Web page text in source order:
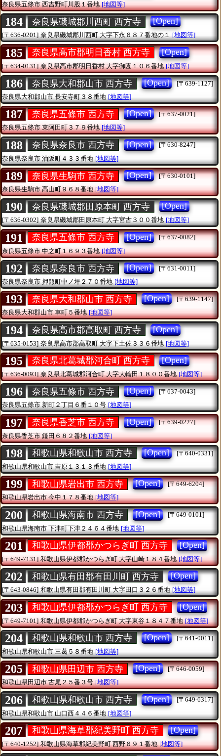
奈良県五條市西吉野町川股１番地 [地図等]
184 奈良県磯城郡川西町 西方寺 [Open]
[〒636-0201] 奈良県磯城郡川西町大字下永６８７番地の１ [地図等]
185 奈良県高市郡明日香村 西方寺 [Open]
[〒634-0131] 奈良県高市郡明日香村大字御園１０６番地 [地図等]
186 奈良県大和郡山市 西方寺 [Open]
[〒639-1127]
奈良県大和郡山市長安寺町３８番地 [地図等]
187 奈良県五條市 西方寺 [Open]
[〒637-0021]
奈良県五條市東阿田町３７９番地 [地図等]
188 奈良県奈良市 西方寺 [Open]
[〒630-8247]
奈良県奈良市 油阪町４３３番地 [地図等]
189 奈良県生駒市 西方寺 [Open]
[〒630-0101]
奈良県生駒市高山町９６８番地 [地図等]
190 奈良県磯城郡田原本町 西方寺 [Open]
[〒636-0302] 奈良県磯城郡田原本町大字宮古３００番地 [地図等]
191 奈良県五條市 西方寺 [Open]
[〒637-0082]
奈良県五條市中之町１６９３番地 [地図等]
192 奈良県奈良市 西方寺 [Open]
[〒631-0011]
奈良県奈良市押熊町中ノ坪２７０番地 [地図等]
193 奈良県大和郡山市 西方寺 [Open]
[〒639-1147]
奈良県大和郡山市車町５番地 [地図等]
194 奈良県高市郡高取町 西方寺 [Open]
[〒635-0153] 奈良県高市郡高取町 大字下土佐３３６番地 [地図等]
195 奈良県北葛城郡河合町 西方寺 [Open]
[〒636-0093] 奈良県北葛城郡河合町大字大輪田１８００番地 [地図等]
196 奈良県五條市 西方寺 [Open]
[〒637-0043]
奈良県五條市新町２丁目６番１０号 [地図等]
197 奈良県香芝市 西方寺 [Open]
[〒639-0227]
奈良県香芝市鎌田６８２番地 [地図等]
198 和歌山県和歌山市 西方寺 [Open]
[〒640-0331]
和歌山県和歌山市 吉原１３１３番地 [地図等]
199 和歌山県岩出市 西方寺 [Open]
[〒649-6204]
和歌山県岩出市今中１７８番地 [地図等]
200 和歌山県海南市 西方寺 [Open]
[〒649-0101]
和歌山県海南市 下津町下津２４６４番地 [地図等]
201 和歌山県伊都郡かつらぎ町 西方寺 [Open]
[〒649-7131] 和歌山県伊都郡かつらぎ町大字山崎１８４番地 [地図等]
202 和歌山県有田郡有田川町 西方寺 [Open]
[〒643-0846] 和歌山県有田郡有田川町大字田口３２６番地 [地図等]
203 和歌山県伊都郡かつらぎ町 西方寺 [Open]
[〒649-7101] 和歌山県伊都郡かつらぎ町大字東谷１８４７番地 [地図等]
204 和歌山県和歌山市 西方寺 [Open]
[〒641-0011]
和歌山県和歌山市 三葛５８番地 [地図等]
205 和歌山県田辺市 西方寺 [Open]
[〒646-0059]
和歌山県田辺市古尾２５番３号 [地図等]
206 和歌山県和歌山市 西方寺 [Open]
[〒649-6317]
和歌山県和歌山市 山口西４４６番地 [地図等]
207 和歌山県海草郡紀美野町 西方寺 [Open]
[〒640-1252] 和歌山県海草郡紀美野町西野６９１番地 [地図等]